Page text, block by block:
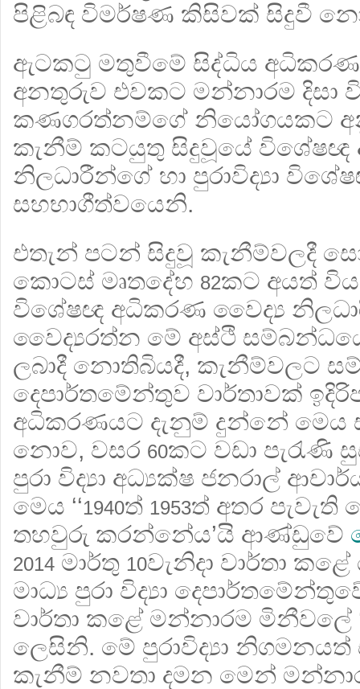
පිළිබඳ විමර්ෂණ කිසිවක් සිදුවී
ඇටකටු මතුවීමේ සිද්ධිය
අනතුරුව එවකට මන්නාරම දිසා
කණගරත්නම්ගේ නියෝගයකට
කැනීම් කටයුතු සිදුවූයේ
නිලධාරීන්ගේ හා පුරාවිද්‍යා
සහභාගීත්වයෙනි.
එතැන් පටන් සිදුවූ කැනීම්වලදී
කොටස් මෘතදේහ 82කට අයත්
විශේෂඥ අධිකරණ වෛද්‍ය
වෛද්‍යරත්න මේ අස්ථි
ලබාදී නොතිබියදී, කැනීම්වලට
දෙපාර්තමේන්තුව වාර්තාවක්
අධිකරණයට දැනුම් දුන්නේ
නොව, වසර 60කට වඩා පැරැණි
පුරා විද්‍යා අධ්‍යක්ෂ ජනරාල්
මෙය ‘‘1940ත් 1953ත් අතර
තහවුරු කරන්නේය’යි ආණ්ඩුවේ
2014 මාර්තු 10වැනිදා වාර්තා
මාධ්‍ය පුරා විද්‍යා
වාර්තා කළේ මන්නාරම මිනීවලේ
ලෙසිනි. මේ පුරාවිද්‍යා
කැනීම් නවතා දමන මෙන්